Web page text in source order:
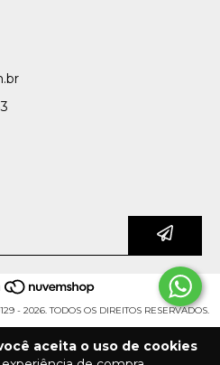
aceita o uso de cookies
- 2026. TODOS OS DIREITOS RESERVADOS.